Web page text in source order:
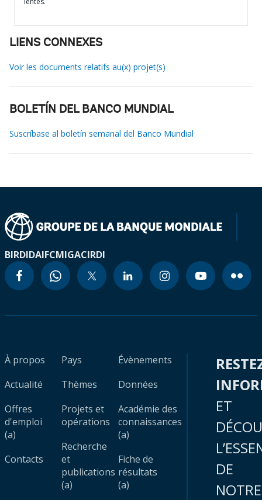
LIENS CONNEXES
Voir les documents relatifs au(x) projet(s)
BOLETÍN DEL BANCO MUNDIAL
Suscríbase al boletín semanal del Banco Mundial
BIRDIDAIFCMIGACIRDI
À propos
Actualité
Offres
d'emploi
(a)
Contacts
Pays
Thèmes
Projets et
opérations
Recherche
et
publications
(a)
Évènements
Données
Académie des
connaissances
(a)
Fiche de
résultats
(a)
ET
DE
NOTRE